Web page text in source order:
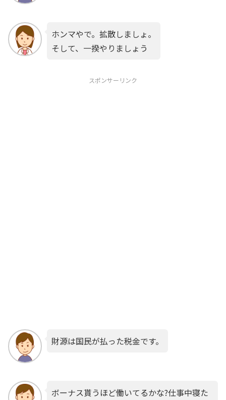
ホンマやで。拡散しましょ。
そして、一揆やりましょう
スポンサーリンク
財源は国民が払った税金です。
ボーナス貰うほど働いてるかな?仕事中寝た